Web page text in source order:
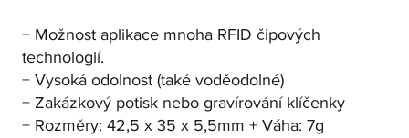
+ Možnost aplikace mnoha RFID čipových
technologií.
+ Vysoká odolnost (také voděodolné)
+ Zakázkový potisk nebo gravírování klíčenky
+ Rozměry: 42,5 x 35 x 5,5mm + Váha: 7g